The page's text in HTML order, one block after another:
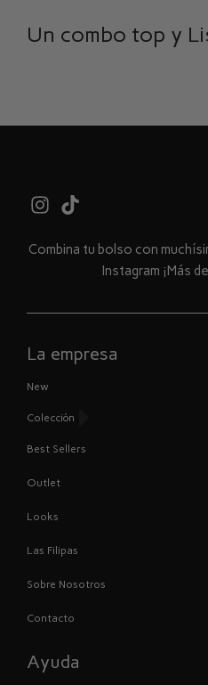
Un combo top y
Combina tu bolso con
Instagram ¡Más
La empresa
New
Colección
Best Sellers
Outlet
Looks
Las Filipas
Sobre Nosotros
Contacto
Ayuda